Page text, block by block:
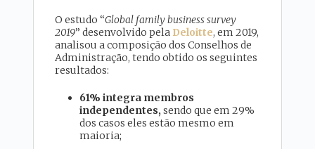
O estudo “Global family business survey
2019” desenvolvido pela Deloitte, em 2019,
analisou a composição dos Conselhos de
Administração, tendo obtido os seguintes
resultados:
61% integra membros
independentes, sendo que em 29%
dos casos eles estão mesmo em
maioria;